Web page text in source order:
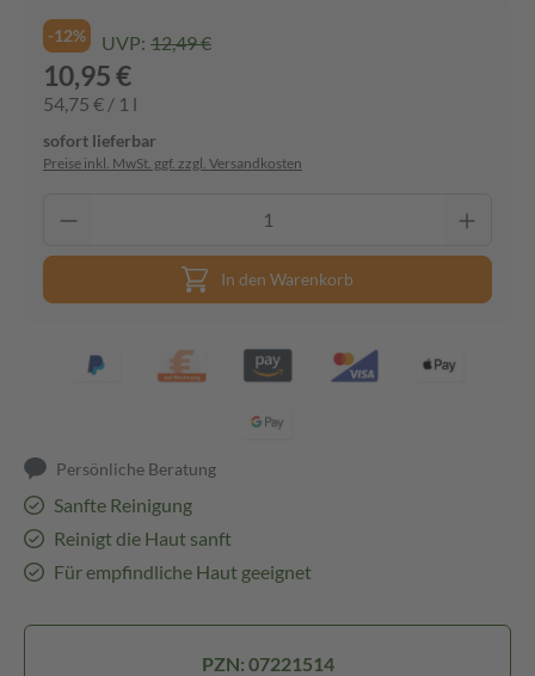
-12% UVP: 12,49 €
10,95 €
54,75 € / 1 l
sofort lieferbar
Preise inkl. MwSt. ggf. zzgl. Versandkosten
In den Warenkorb
Persönliche Beratung
Sanfte Reinigung
Reinigt die Haut sanft
Für empfindliche Haut geeignet
PZN: 07221514